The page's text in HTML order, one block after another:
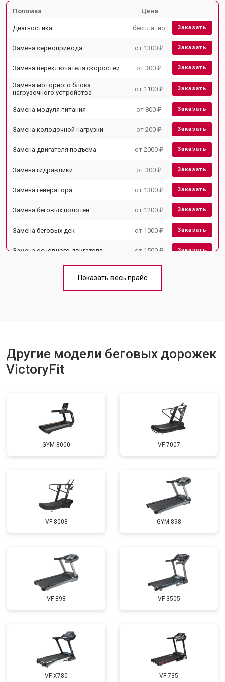
Поломка Цена
Диагностика бесплатно Заказать
Замена сервопривода от 1300 ₽ Заказать
Замена переключателя скоростей от 300 ₽ Заказать
Замена моторного блока
нагрузочного устройства
от 1100 ₽ Заказать
Замена модуля питания от 800 ₽ Заказать
Замена колодочной нагрузки от 200 ₽ Заказать
Замена двигателя подъема от 2000 ₽ Заказать
Замена гидравлики от 300 ₽ Заказать
Замена генератора от 1300 ₽ Заказать
Замена беговых полотен от 1200 ₽ Заказать
Замена беговых дек от 1000 ₽ Заказать
Замена основного двигателя от 1500 ₽ Заказать
Замена платы управления от 800 ₽
Показать весь прайс
Другие модели беговых дорожек
VictoryFit
GYM-8000 VF-7007
VF-8008 GYM-898
VF-898 VF-3505
VF-X780 VF-735